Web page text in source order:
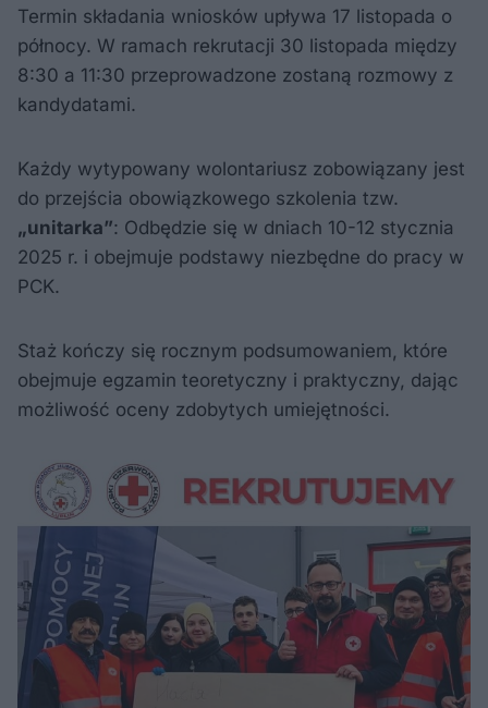
Termin składania wniosków upływa 17 listopada o
północy. W ramach rekrutacji 30 listopada między
8:30 a 11:30 przeprowadzone zostaną rozmowy z
kandydatami.
Każdy wytypowany wolontariusz zobowiązany jest
do przejścia obowiązkowego szkolenia tzw.
„unitarka”: Odbędzie się w dniach 10-12 stycznia
2025 r. i obejmuje podstawy niezbędne do pracy w
PCK.
Staż kończy się rocznym podsumowaniem, które
obejmuje egzamin teoretyczny i praktyczny, dając
możliwość oceny zdobytych umiejętności.